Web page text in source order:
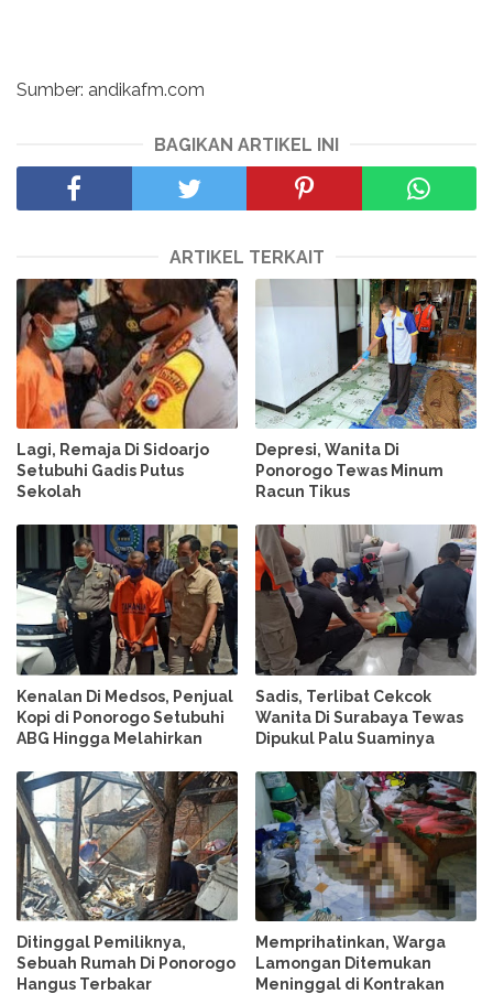
Sumber: andikafm.com
BAGIKAN ARTIKEL INI
ARTIKEL TERKAIT
Lagi, Remaja Di Sidoarjo
Setubuhi Gadis Putus
Sekolah
Depresi, Wanita Di
Ponorogo Tewas Minum
Racun Tikus
Kenalan Di Medsos, Penjual
Kopi di Ponorogo Setubuhi
ABG Hingga Melahirkan
Sadis, Terlibat Cekcok
Wanita Di Surabaya Tewas
Dipukul Palu Suaminya
Ditinggal Pemiliknya,
Sebuah Rumah Di Ponorogo
Hangus Terbakar
Memprihatinkan, Warga
Lamongan Ditemukan
Meninggal di Kontrakan